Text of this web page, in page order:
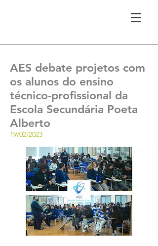
AES debate projetos com
os alunos do ensino
técnico-profissional da
Escola Secundária Poeta
Alberto
19/02/2023